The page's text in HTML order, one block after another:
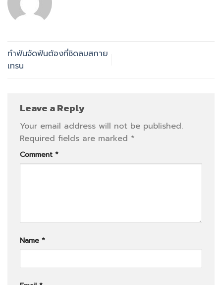
ทำฟันจัดฟันต้องที่ชิดลมสกาย
เทรน
Leave a Reply
Your email address will not be published.
Required fields are marked *
Comment *
Name *